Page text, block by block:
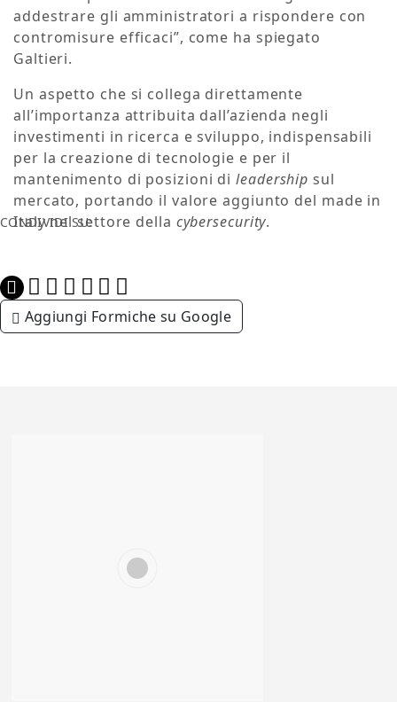
addestrare gli amministratori a rispondere con
contromisure efficaci”, come ha spiegato
Galtieri.
Un aspetto che si collega direttamente
all’importanza attribuita dall’azienda negli
investimenti in ricerca e sviluppo, indispensabili
per la creazione di tecnologie e per il
mantenimento di posizioni dileadership sul
mercato, portando il valore aggiunto del made in
Italy nel settore della cybersecurity.
CONDIVIDI SU:
Aggiungi Formiche su Google